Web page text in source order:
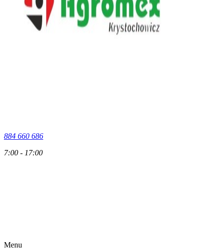
884 660 686
7:00 - 17:00
Menu